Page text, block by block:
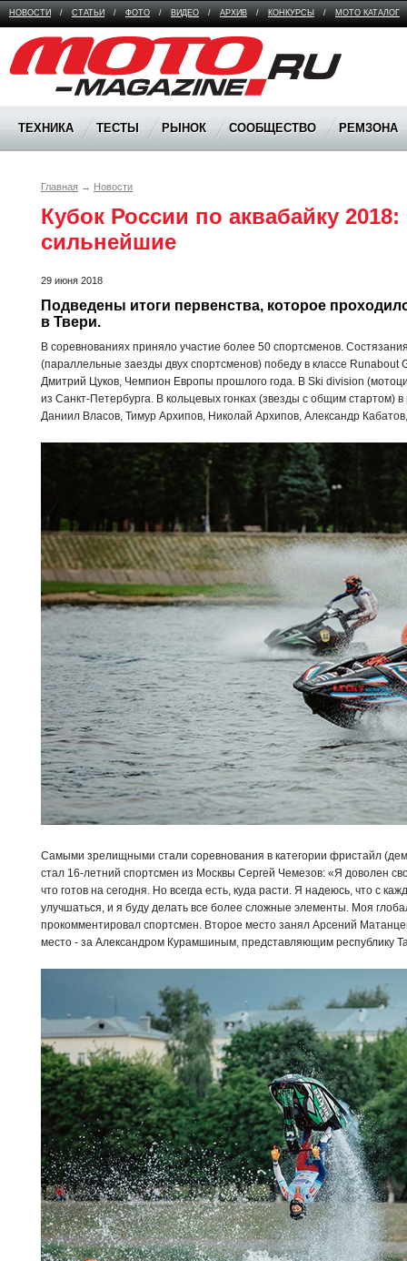
НОВОСТИ / СТАТЬИ / ФОТО / ВИДЕО / АРХИВ / КОНКУРСЫ / МОТО КАТАЛОГ
Moto Magazine
ТЕХНИКА ТЕСТЫ РЫНОК СООБЩЕСТВО РЕМЗОНА
Главная → Новости
Кубок России по аквабайку
сильнейшие
29 июня 2018
Подведены итоги первенства, которое
в Твери.
В соревнованиях приняло участие более 50 спортсменов.
(параллельные заезды двух спортсменов) победу в классе Runabout
Дмитрий Цуков, Чемпион Европы прошлого года. В Ski division
из Санкт-Петербурга. В кольцевых гонках (звезды с общим стартом)
Даниил Власов, Тимур Архипов, Николай Архипов, Александр
Самыми зрелищными стали соревнования в категории фристайл
стал 16-летний спортсмен из Москвы Сергей Чемезов: «Я доволен
что готов на сегодня. Но всегда есть, куда расти. Я надеюсь, что с
улучшаться, и я буду делать все более сложные элементы. Моя
прокомментировал спортсмен. Второе место занял Арсений
место - за Александром Курамшиным, представляющим республику